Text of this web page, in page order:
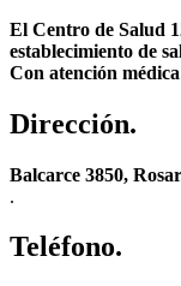
El Centro de Salud
establecimiento de
Con atención
Dirección.
Balcarce 3850,
.
Teléfono.